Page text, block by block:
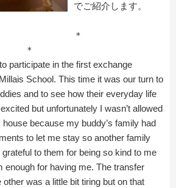
でご紹介します。
＊
participate in the first exchange
School. This time it was our turn to
and to see how their everyday life
but unfortunately I wasn’t allowed
because my buddy’s family had
to let me stay so another family
to them for being so kind to me
enough for having me. The transfer
was a little bit tiring but on that